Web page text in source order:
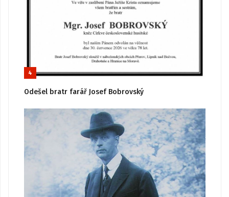
4
Odešel bratr farář Josef Bobrovský